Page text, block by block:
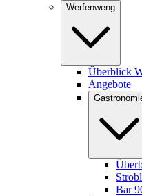
Werfenweng
Überblick
Angebote
Bar